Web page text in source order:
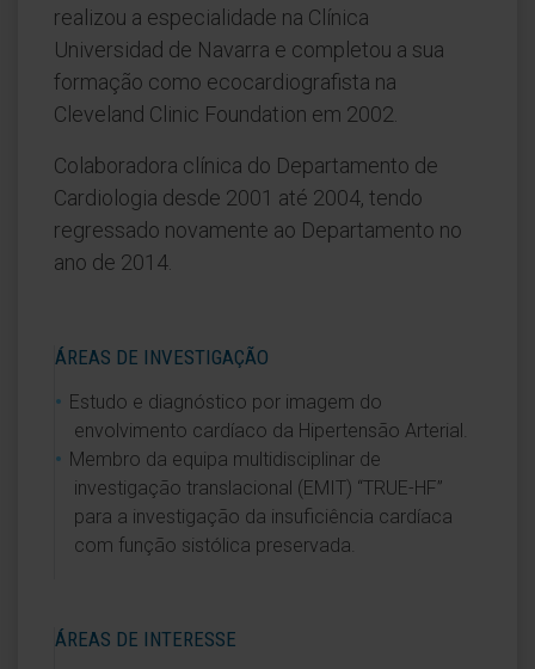
realizou a especialidade na Clínica
Universidad de Navarra e completou a sua
formação como ecocardiografista na
Cleveland Clinic Foundation em 2002.
Colaboradora clínica do Departamento de
Cardiologia desde 2001 até 2004, tendo
regressado novamente ao Departamento no
ano de 2014.
ÁREAS DE INVESTIGAÇÃO
Estudo e diagnóstico por imagem do
envolvimento cardíaco da Hipertensão Arterial.
Membro da equipa multidisciplinar de
investigação translacional (EMIT) “TRUE-HF”
para a investigação da insuficiência cardíaca
com função sistólica preservada.
ÁREAS DE INTERESSE